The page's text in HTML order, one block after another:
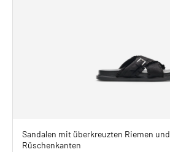
Sandalen mit überkreuzten Riemen und
Rüschenkanten